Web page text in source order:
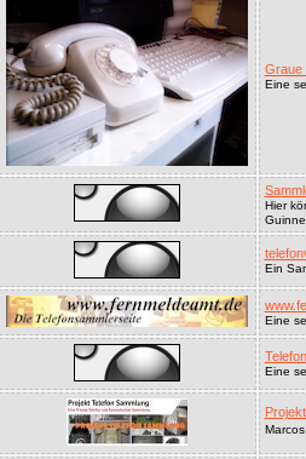
Graue
Eine
Hier
Ein
Eine
Eine